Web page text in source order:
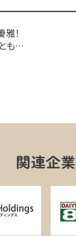
！
も…
関連企業